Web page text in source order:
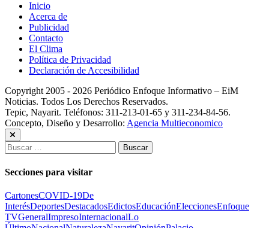
Inicio
Acerca de
Publicidad
Contacto
El Clima
Política de Privacidad
Declaración de Accesibilidad
Copyright 2005 - 2026 Periódico Enfoque Informativo – EiM
Noticias. Todos Los Derechos Reservados.
Tepic, Nayarit. Teléfonos: 311-213-01-65 y 311-234-84-56.
Concepto, Diseño y Desarrollo: Agencia Multieconomico
Buscar:
Secciones para visitar
CartonesCOVID-19De
InterésDeportesDestacadosEdictosEducaciónEleccionesEnfoque
TVGeneralImpresoInternacionalLo